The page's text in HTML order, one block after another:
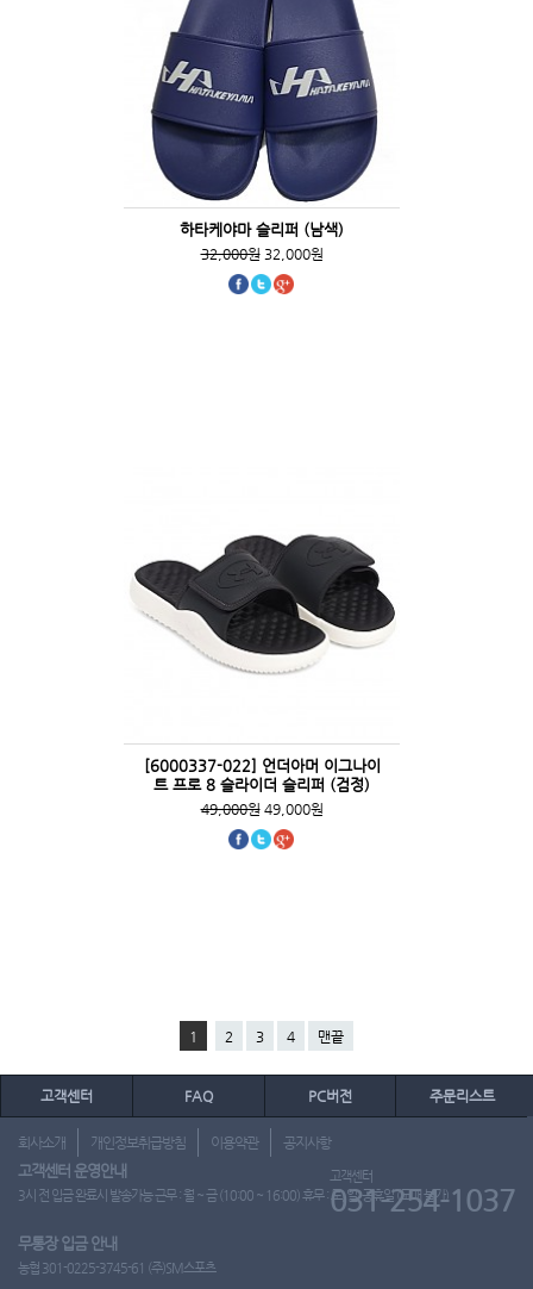
하타케야마 슬리퍼 (남색)
32,000원32,000원
[6000337-022] 언더아머 이그나이
트 프로 8 슬라이더 슬리퍼 (검정)
49,000원49,000원
1 2 3 4 맨끝
고객센터 FAQ PC버전 주문리스트
회사소개 개인정보취급방침 이용약관 공지사항
고객센터 운영안내
3시 전 입금 완료시 발송가능 근무 : 월 ~ 금 (10:00 ~ 16:00) 휴무 : 토, 일, 공휴일 (도매 불가)
고객센터
031-254-1037
무통장 입금 안내
농협 301-0225-3745-61 (주)SM스포츠